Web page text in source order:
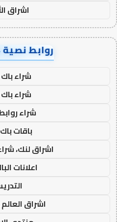
اشراق
روابط نصية AA14704
شراء
شراء
شراء
باقات
اشراق لنك،
اعلانات
اشراق